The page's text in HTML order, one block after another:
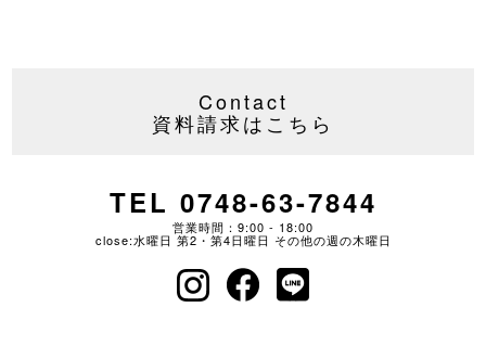
Contact
資料請求はこちら
TEL 0748-63-7844
営業時間：9:00 - 18:00
close:水曜日 第2・第4日曜日 その他の週の木曜日